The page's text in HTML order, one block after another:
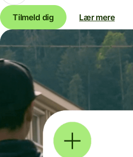
Tilmeld dig Lær mere